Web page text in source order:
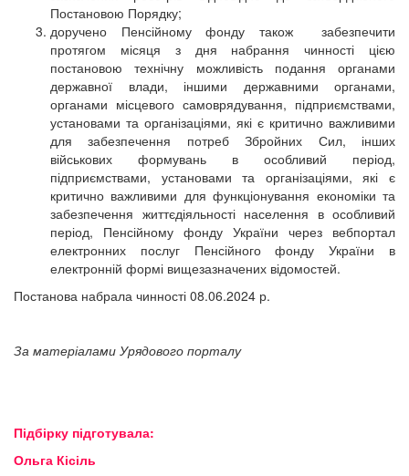
Постановою Порядку;
доручено Пенсійному фонду також забезпечити
протягом місяця з дня набрання чинності цією
постановою технічну можливість подання органами
державної влади, іншими державними органами,
органами місцевого самоврядування, підприємствами,
установами та організаціями, які є критично важливими
для забезпечення потреб Збройних Сил, інших
військових формувань в особливий період,
підприємствами, установами та організаціями, які є
критично важливими для функціонування економіки та
забезпечення життєдіяльності населення в особливий
період, Пенсійному фонду України через вебпортал
електронних послуг Пенсійного фонду України в
електронній формі вищезазначених відомостей.
Постанова набрала чинності 08.06.2024 р.
За матеріалами Урядового порталу
Підбірку підготувала:
Ольга Кісіль